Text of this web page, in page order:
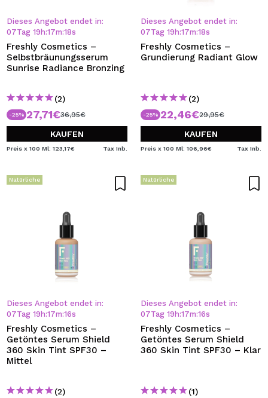
Dieses Angebot endet in:
07Tag 19 h:17m:18s
Freshly Cosmetics –
Selbstbräunungsserum
Sunrise Radiance Bronzing
(2)
-25% 27,71€36,95€
KAUFEN
Preis x 100 Ml: 123,17€ Tax Inb.
Dieses Angebot endet in:
07Tag 19 h:17m:18s
Freshly Cosmetics –
Grundierung Radiant Glow
(2)
-25% 22,46€29,95€
KAUFEN
Preis x 100 Ml: 106,96€ Tax Inb.
Natürliche
Dieses Angebot endet in:
07Tag 19 h:17m:16s
Freshly Cosmetics –
Getöntes Serum Shield
360 Skin Tint SPF30 –
Mittel
(2)
Natürliche
Dieses Angebot endet in:
07Tag 19 h:17m:16s
Freshly Cosmetics –
Getöntes Serum Shield
360 Skin Tint SPF30 – Klar
(1)